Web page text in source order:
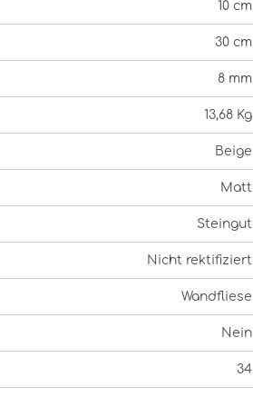
10 cm
30 cm
8 mm
13,68 Kg
Beige
Matt
Steingut
Nicht rektifiziert
Wandfliese
Nein
34